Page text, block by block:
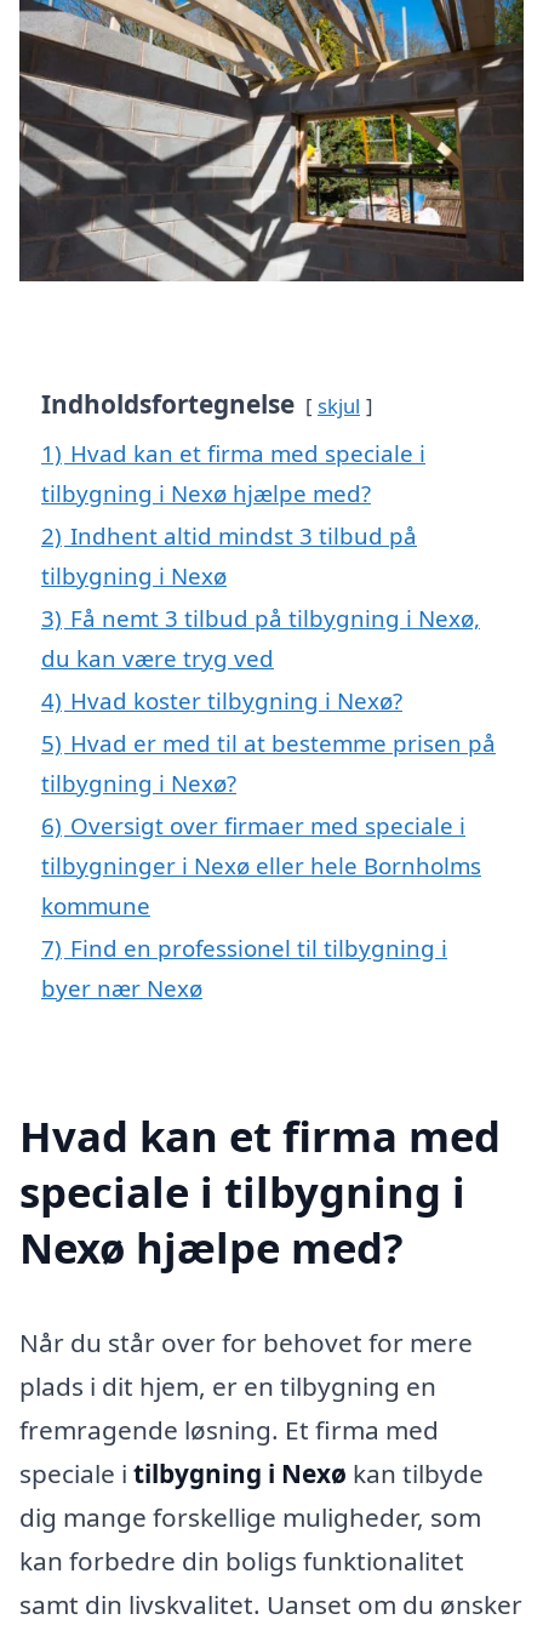
Indholdsfortegnelse skjul
1) Hvad kan et firma med speciale i
tilbygning i Nexø hjælpe med?
2) Indhent altid mindst 3 tilbud på
tilbygning i Nexø
3) Få nemt 3 tilbud på tilbygning i Nexø,
du kan være tryg ved
4) Hvad koster tilbygning i Nexø?
5) Hvad er med til at bestemme prisen på
tilbygning i Nexø?
6) Oversigt over firmaer med speciale i
tilbygninger i Nexø eller hele Bornholms
kommune
7) Find en professionel til tilbygning i
byer nær Nexø
Hvad kan et firma med
speciale i tilbygning i
Nexø hjælpe med?
Når du står over for behovet for mere
plads i dit hjem, er en tilbygning en
fremragende løsning. Et firma med
speciale i tilbygning i Nexø kan tilbyde
dig mange forskellige muligheder, som
kan forbedre din boligs funktionalitet
samt din livskvalitet. Uanset om du ønsker